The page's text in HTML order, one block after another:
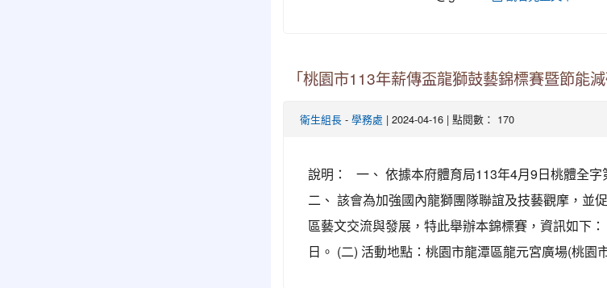
「桃園市113年薪傳盃龍獅鼓藝錦標賽暨節能
衛生組長 - 學務處 | 2024-04-16 | 點閱數： 170
說明： 一、 依據本府體育局113年4月9日桃體全字
二、 該會為加強國內龍獅團隊聯誼及技藝觀摩，並
區藝文交流與發展，特此舉辦本錦標賽，資訊如下
日。 (二) 活動地點：桃園市龍潭區龍元宮廣場(桃園